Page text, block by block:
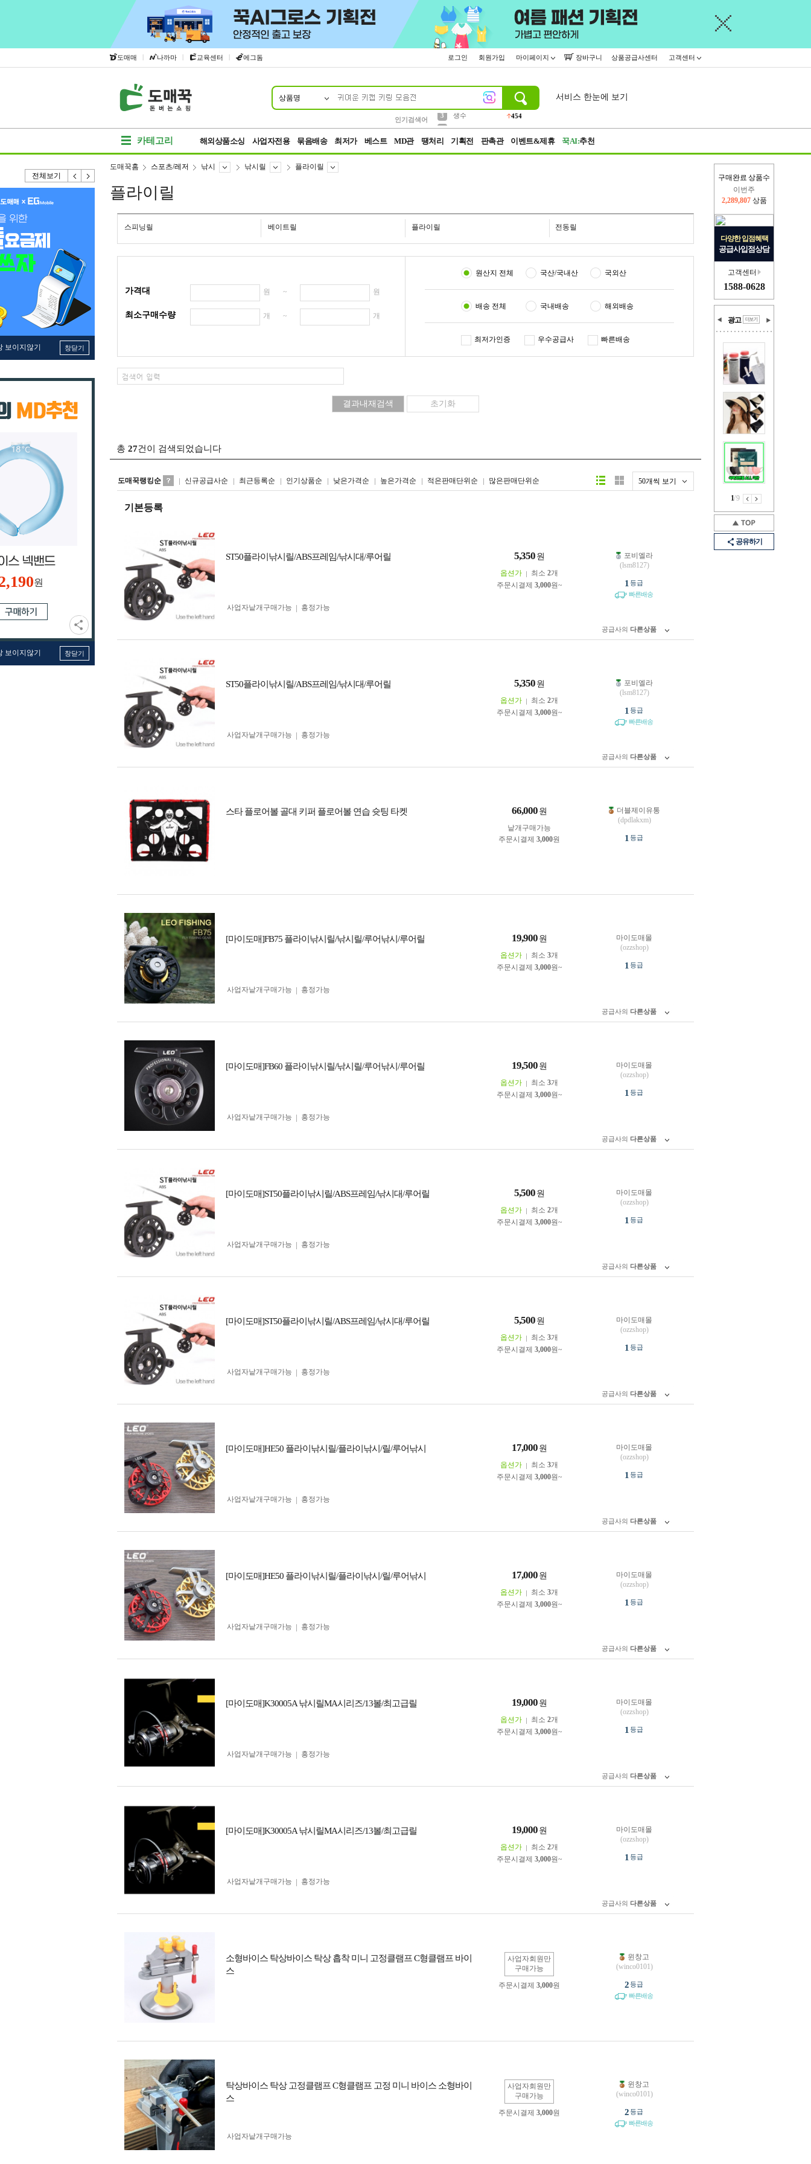
도매매 | 나까마 | 교육센터 | 에그돔 로그인 회원가입 마이페이지 장바구니 상품공급사센터 고객센터
상품명
인기검색어
4
등산
152
서비스 한눈에 보기
카테고리 해외상품소싱 사업자전용 묶음배송 최저가 베스트 MD관 땡처리 기획전 판촉관 이벤트&제휴 꾹AI:추천
전체보기
보이지않기 창닫기
원
보이지않기 창닫기
구매완료 상품수
지난주
2,326,527 상품
이번주
2,289,807상품
다양한 입점혜택
공급사입점상담
고객센터
1588-0628
광고
1/9
공유하기
도매꾹홈 스포츠/레저 낚시 낚시릴 플라이릴
플라이릴
스피닝릴 베이트릴 플라이릴 전동릴
가격대 원 ~ 원
최소구매수량 개 ~ 개
원산지 전체 국산/국내산 국외산
배송 전체 국내배송 해외배송
최저가인증 우수공급사 빠른배송
총 27건이 검색되었습니다
도매꾹랭킹순 신규공급사순 최근등록순 인기상품순 낮은가격순 높은가격순 적은판매단위순 많은판매단위순 50개씩 보기
리스트형갤러리형
기본등록
ST50플라이낚시릴/ABS프레임/낚시대/루어릴 5,350 원
옵션가 최소 2개
주문시결제 3,000원~
사업자 낱개구매가능 흥정가능
포비엘라
(lsm8127)
1 등급
빠른배송
공급사의 다른상품
ST50플라이낚시릴/ABS프레임/낚시대/루어릴 5,350 원
옵션가 최소 2개
주문시결제 3,000원~
사업자 낱개구매가능 흥정가능
포비엘라
(lsm8127)
1 등급
빠른배송
공급사의 다른상품
스타 플로어볼 골대 키퍼 플로어볼 연습 슛팅 타켓 66,000 원
낱개구매가능
주문시결제 3,000원
더블제이유통
(dpdlakxm)
1 등급
[마이도매]FB75 플라이낚시릴/낚시릴/루어낚시/루어릴 19,900 원
옵션가 최소 3개
주문시결제 3,000원~
사업자 낱개구매가능 흥정가능
마이도매몰
(ozzshop)
1 등급
공급사의 다른상품
[마이도매]FB60 플라이낚시릴/낚시릴/루어낚시/루어릴 19,500 원
옵션가 최소 3개
주문시결제 3,000원~
사업자 낱개구매가능 흥정가능
마이도매몰
(ozzshop)
1 등급
공급사의 다른상품
[마이도매]ST50플라이낚시릴/ABS프레임/낚시대/루어릴 5,500 원
옵션가 최소 2개
주문시결제 3,000원~
사업자 낱개구매가능 흥정가능
마이도매몰
(ozzshop)
1 등급
공급사의 다른상품
[마이도매]ST50플라이낚시릴/ABS프레임/낚시대/루어릴 5,500 원
옵션가 최소 3개
주문시결제 3,000원~
사업자 낱개구매가능 흥정가능
마이도매몰
(ozzshop)
1 등급
공급사의 다른상품
[마이도매]HE50 플라이낚시릴/플라이낚시/릴/루어낚시 17,000 원
옵션가 최소 3개
주문시결제 3,000원~
사업자 낱개구매가능 흥정가능
마이도매몰
(ozzshop)
1 등급
공급사의 다른상품
[마이도매]HE50 플라이낚시릴/플라이낚시/릴/루어낚시 17,000 원
옵션가 최소 3개
주문시결제 3,000원~
사업자 낱개구매가능 흥정가능
마이도매몰
(ozzshop)
1 등급
공급사의 다른상품
[마이도매]K30005A 낚시릴MA시리즈/13볼/최고급릴 19,000 원
옵션가 최소 2개
주문시결제 3,000원~
사업자 낱개구매가능 흥정가능
마이도매몰
(ozzshop)
1 등급
공급사의 다른상품
[마이도매]K30005A 낚시릴MA시리즈/13볼/최고급릴 19,000 원
옵션가 최소 2개
주문시결제 3,000원~
사업자 낱개구매가능 흥정가능
마이도매몰
(ozzshop)
1 등급
공급사의 다른상품
소형바이스 탁상바이스 탁상 흡착 미니 고정클램프 C형클램프 바이
스
사업자회원만
구매가능
주문시결제 3,000원
윈창고
(winco0101)
2등급
빠른배송
탁상바이스 탁상 고정클램프 C형클램프 고정 미니 바이스 소형바이
스
사업자회원만
구매가능
주문시결제 3,000원
사업자 낱개구매가능
윈창고
(winco0101)
2등급
빠른배송